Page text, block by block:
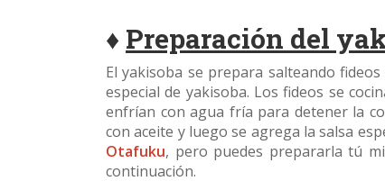
♦ Preparación del
El yakisoba se prepara salteando
especial de yakisoba. Los fideos se
enfrían con agua fría para detener la
con aceite y luego se agrega la salsa
Otafuku, pero puedes prepararla tú
continuación.